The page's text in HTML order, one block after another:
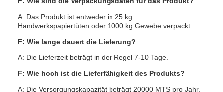
A: Das Produkt ist entweder in 25 kg
Handwerkspapiertüten oder 1000 kg Gewebe verpackt.
F: Wie lange dauert die Lieferung?
A: Die Lieferzeit beträgt in der Regel 7-10 Tage.
F: Wie hoch ist die Lieferfähigkeit des Produkts?
A: Die Versorgungskapazität beträgt 20000 MTS pro Jahr.